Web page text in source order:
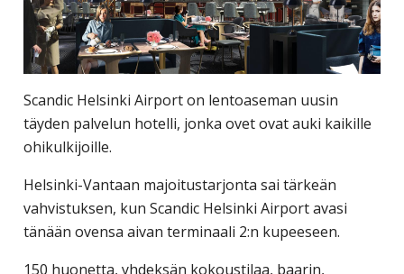
kustannus­
tehokasta
matka-
kokoushallintoa.
Scandic Helsinki Airport on lentoaseman uusin
täyden palvelun hotelli, jonka ovet ovat auki kaikille
ohikulkijoille.
Helsinki-Vantaan majoitustarjonta sai tärkeän
vahvistuksen, kun Scandic Helsinki Airport avasi
tänään ovensa aivan terminaali 2:n kupeeseen.
150 huonetta, yhdeksän kokoustilaa, baarin,